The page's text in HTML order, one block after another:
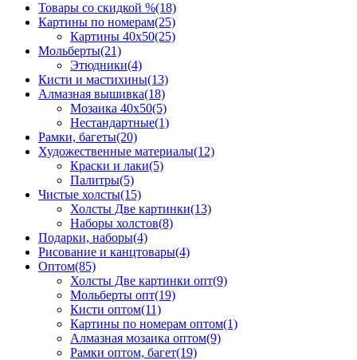
Товары со скидкой %(18)
Картины по номерам(25)
Картины 40x50(25)
Мольберты(21)
Этюдники(4)
Кисти и мастихины(13)
Алмазная вышивка(18)
Мозаика 40x50(5)
Нестандартные(1)
Рамки, багеты(20)
Художественные материалы(12)
Краски и лаки(5)
Палитры(5)
Чистые холсты(15)
Холсты Две картинки(13)
Наборы холстов(8)
Подарки, наборы(4)
Рисование и канцтовары(4)
Оптом(85)
Холсты Две картинки опт(9)
Мольберты опт(19)
Кисти оптом(11)
Картины по номерам оптом(1)
Алмазная мозаика оптом(9)
Рамки оптом, багет(19)